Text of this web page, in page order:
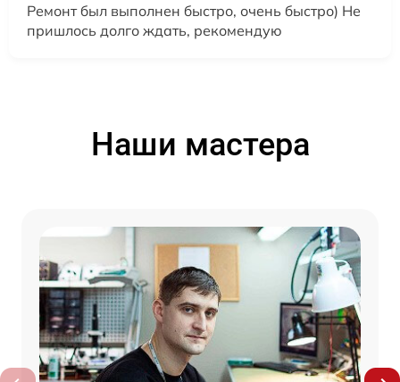
Ремонт был выполнен быстро, очень быстро) Не
пришлось долго ждать, рекомендую
Наши мастера